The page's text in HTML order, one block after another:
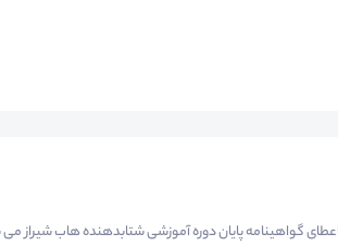
اعطای گواهینامه پایان دوره آموزشی شتابدهنده هاب شیراز می